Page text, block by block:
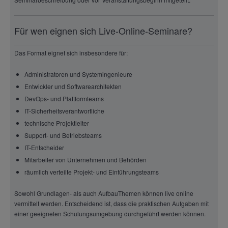
Für wen eignen sich Live-Online-Seminare?
Das Format eignet sich insbesondere für:
Administratoren und Systemingenieure
Entwickler und Softwarearchitekten
DevOps- und Plattformteams
IT-Sicherheitsverantwortliche
technische Projektleiter
Support- und Betriebsteams
IT-Entscheider
Mitarbeiter von Unternehmen und Behörden
räumlich verteilte Projekt- und Einführungsteams
Sowohl Grundlagen- als auch AufbauThemen können live online
vermittelt werden. Entscheidend ist, dass die praktischen Aufgaben mit
einer geeigneten Schulungsumgebung durchgeführt werden können.